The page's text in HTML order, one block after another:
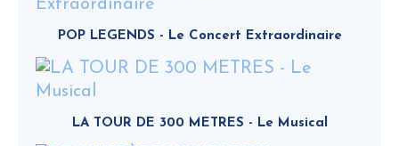
POP LEGENDS - Le Concert Extraordinaire
LA TOUR DE 300 METRES - Le Musical